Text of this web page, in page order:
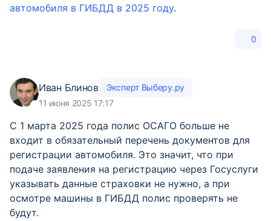
автомобиля в ГИБДД в 2025 году.
0
Иван Блинов
Эксперт Выберу.ру
11 июня 2025 17:17
С 1 марта 2025 года полис ОСАГО больше не
входит в обязательный перечень документов для
регистрации автомобиля. Это значит, что при
подаче заявления на регистрацию через Госуслуги
указывать данные страховки не нужно, а при
осмотре машины в ГИБДД полис проверять не
будут.